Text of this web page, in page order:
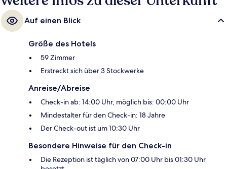
Auf einen Blick
Größe des Hotels
59 Zimmer
Erstreckt sich über 3 Stockwerke
Anreise/Abreise
Check-in ab: 14:00 Uhr, möglich bis: 00:00 Uhr
Mindestalter für den Check-in: 18 Jahre
Der Check-out ist um 10:30 Uhr
Besondere Hinweise für den Check-in
Die Rezeption ist täglich von 07:00 Uhr bis 01:30 Uhr